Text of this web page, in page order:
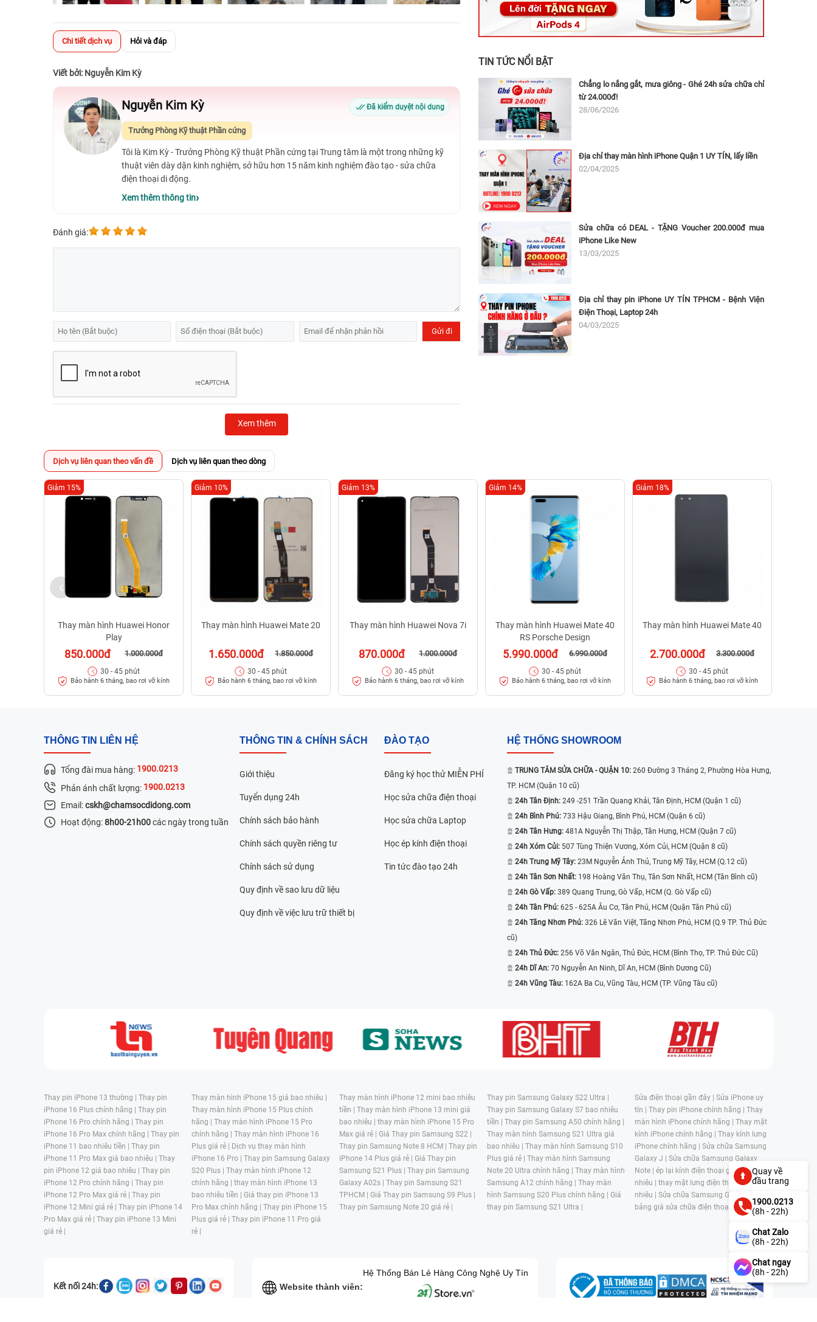
Chi tiết dịch vụ Hỏi và đáp
Viết bởi: Nguyễn Kim Kỳ
Nguyễn Kim Kỳ Đã kiểm duyệt nội dung
Trưởng Phòng Kỹ thuật Phần cứng
Tôi là Kim Kỳ - Trưởng Phòng Kỹ thuật Phần cứng tại Trung tâm là một trong những kỹ
thuật viên dày dặn kinh nghiệm, sở hữu hơn 15 năm kinh nghiệm đào tạo - sửa chữa
điện thoại di động.
Xem thêm thông tin
Đánh giá:
Xem thêm
70 Nguyễn An Ninh, Dĩ An, Hồ Chí Minh (Bình Dương Cũ)
24h Vũng Tàu: 162A Ba Cu, Vũng Tàu, Hồ Chí Minh (TP. Vũng Tàu cũ)
TIN TỨC NỔI BẬT
Chẳng lo nắng gắt, mưa giông - Ghé 24h sửa chữa chỉ
từ 24.000đ!
28/06/2026
Địa chỉ thay màn hình iPhone Quận 1 UY TÍN, lấy liền
02/04/2025
Sửa chữa có DEAL - TẶNG Voucher 200.000đ mua
iPhone Like New
13/03/2025
Địa chỉ thay pin iPhone UY TÍN TPHCM - Bệnh Viện
Điện Thoại, Laptop 24h
04/03/2025
Dịch vụ liên quan theo vấn đề Dịch vụ liên quan theo dòng
Thay màn hình Huawei Honor
Play
850.000đ 1.000.000đ
Giảm 15%
30 - 45 phút
Bảo hành 6 tháng, bao rơi vỡ kính
Thay màn hình Huawei Mate 20
1.650.000đ 1.850.000đ
Giảm 10%
30 - 45 phút
Bảo hành 6 tháng, bao rơi vỡ kính
Thay màn hình Huawei Nova 7i
870.000đ 1.000.000đ
Giảm 13%
30 - 45 phút
Bảo hành 6 tháng, bao rơi vỡ kính
Thay màn hình Huawei Mate 40
RS Porsche Design
5.990.000đ 6.990.000đ
Giảm 14%
30 - 45 phút
Bảo hành 6 tháng, bao rơi vỡ kính
Thay màn hình Huawei Mate 40
2.700.000đ 3.300.000đ
Giảm 18%
30 - 45 phút
Bảo hành 6 tháng, bao rơi vỡ kính
THÔNG TIN LIÊN HỆ
Tổng đài mua hàng: 1900.0213
Phản ánh chất lượng: 1900.0213
Email:cskh@chamsocdidong.com
Hoạt động:8h00-21h00các ngày trong tuần
THÔNG TIN & CHÍNH SÁCH
Giới thiệu
Tuyển dụng 24h
Chính sách bảo hành
Chính sách quyền riêng tư
Chính sách sử dụng
Quy định về sao lưu dữ liệu
Quy định về việc lưu trữ thiết bị
ĐÀO TẠO
Đăng ký học thử MIỄN PHÍ
Học sửa chữa điện thoại
Học sửa chữa Laptop
Học ép kính điện thoại
Tin tức đào tạo 24h
HỆ THỐNG SHOWROOM
TRUNG TÂM SỬA CHỮA - QUẬN 10: 260 Đường 3 Tháng 2, Phường Hòa Hưng,
TP. HCM (Quận 10 cũ)
24h Tân Định: 249 -251 Trần Quang Khải, Tân Định, HCM (Quận 1 cũ)
24h Bình Phú: 733 Hậu Giang, Bình Phú, HCM (Quận 6 cũ)
24h Tân Hưng: 481A Nguyễn Thị Thập, Tân Hưng, HCM (Quận 7 cũ)
24h Xóm Củi: 507 Tùng Thiện Vương, Xóm Củi, HCM (Quận 8 cũ)
24h Trung Mỹ Tây: 23M Nguyễn Ảnh Thủ, Trung Mỹ Tây, HCM (Q.12 cũ)
24h Tân Sơn Nhất: 198 Hoàng Văn Thụ, Tân Sơn Nhất, HCM (Tân Bình cũ)
24h Gò Vấp: 389 Quang Trung, Gò Vấp, HCM (Q. Gò Vấp cũ)
24h Tân Phú: 625 - 625A Âu Cơ, Tân Phú, HCM (Quận Tân Phú cũ)
24h Tăng Nhơn Phú: 326 Lê Văn Việt, Tăng Nhơn Phú, HCM (Q.9 TP. Thủ Đức
cũ)
24h Thủ Đức: 256 Võ Văn Ngân, Thủ Đức, HCM (Bình Thọ, TP. Thủ Đức Cũ)
24h Dĩ An: 70 Nguyễn An Ninh, Dĩ An, HCM (Bình Dương Cũ)
24h Vũng Tàu: 162A Ba Cu, Vũng Tàu, HCM (TP. Vũng Tàu cũ)
Thay pin iPhone 13 thường | Thay pin
iPhone 16 Plus chính hãng | Thay pin
iPhone 16 Pro chính hãng | Thay pin
iPhone 16 Pro Max chính hãng | Thay pin
iPhone 11 bao nhiêu tiền | Thay pin
iPhone 11 Pro Max giá bao nhiêu | Thay
pin iPhone 12 giá bao nhiêu | Thay pin
iPhone 12 Pro chính hãng | Thay pin
iPhone 12 Pro Max giá rẻ | Thay pin
iPhone 12 Mini giá rẻ | Thay pin iPhone 14
Pro Max giá rẻ | Thay pin iPhone 13 Mini
giá rẻ |
Thay màn hình iPhone 15 giá bao nhiêu |
Thay màn hình iPhone 15 Plus chính
hãng | Thay màn hình iPhone 15 Pro
chính hãng | Thay màn hình iPhone 16
Plus giá rẻ | Dịch vụ thay màn hình
iPhone 16 Pro | Thay pin Samsung Galaxy
S20 Plus | Thay màn hình iPhone 12
chính hãng | thay màn hình iPhone 13
bao nhiêu tiền | Giá thay pin iPhone 13
Pro Max chính hãng | Thay pin iPhone 15
Plus giá rẻ | Thay pin iPhone 11 Pro giá
rẻ |
Thay màn hình iPhone 12 mini bao nhiêu
tiền | Thay màn hình iPhone 13 mini giá
bao nhiêu | thay màn hình iPhone 15 Pro
Max giá rẻ | Giá Thay pin Samsung S22 |
Thay pin Samsung Note 8 HCM | Thay pin
iPhone 14 Plus giá rẻ | Giá Thay pin
Samsung S21 Plus | Thay pin Samsung
Galaxy A02s | Thay pin Samsung S21
TPHCM | Giá Thay pin Samsung S9 Plus |
Thay pin Samsung Note 20 giá rẻ |
Thay pin Samsung Galaxy S22 Ultra |
Thay pin Samsung Galaxy S7 bao nhiêu
tiền | Thay pin Samsung A50 chính hãng |
Thay màn hình Samsung S21 Ultra giá
bao nhiêu | Thay màn hình Samsung S10
Plus giá rẻ | Thay màn hình Samsung
Note 20 Ultra chính hãng | Thay màn hình
Samsung A12 chính hãng | Thay màn
hình Samsung S20 Plus chính hãng | Giá
thay pin Samsung S21 Ultra |
Sửa điện thoại gần đây | Sửa iPhone uy
tín | Thay pin iPhone chính hãng | Thay
màn hình iPhone chính hãng | Thay mặt
kính iPhone chính hãng | Thay kính lưng
iPhone chính hãng | Sửa chữa Samsung
Galaxy J | Sửa chữa Samsung Galaxy
Note | ép lại kính điện thoại giá bao
nhiêu | thay mặt lưng điện thoại giá bao
nhiêu | Sửa chữa Samsung Galaxy S |
bảng giá sửa chữa điện thoại samsung |
Kết nối 24h: Website thành viên:
Hệ Thống Bán Lẻ Hàng Công Nghệ Uy Tín
Quay về
đầu trang
1900.0213
(8h - 22h)
Chat Zalo
(8h - 22h)
Chat ngay
(8h - 22h)